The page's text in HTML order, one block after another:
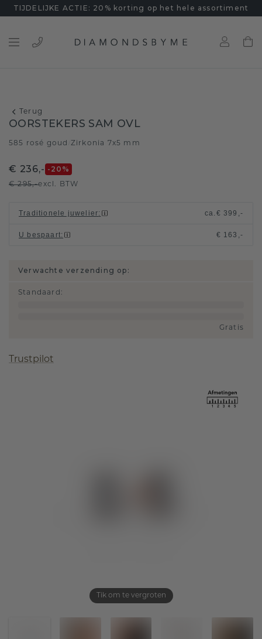
TIJDELIJKE ACTIE: 20% korting op het hele assortiment
Terug
Tik om te vergroten
OORSTEKERS SAM OVL
585 rosé goud Zirkonia 7x5 mm
€ 236,- -20 %
€ 295,-excl. BTW
Traditionele juwelier: ca. € 399,-
U bespaart: € 163,-
Verwachte verzending op:
Standaard :
Gratis
Trustpilot